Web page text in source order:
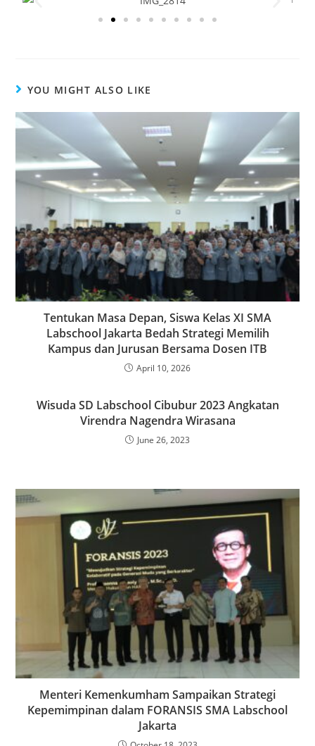
YOU MIGHT ALSO LIKE
Tentukan Masa Depan, Siswa Kelas XI SMA
Labschool Jakarta Bedah Strategi Memilih
Kampus dan Jurusan Bersama Dosen ITB
April 10, 2026
Wisuda SD Labschool Cibubur 2023 Angkatan
Virendra Nagendra Wirasana
June 26, 2023
Menteri Kemenkumham Sampaikan Strategi
Kepemimpinan dalam FORANSIS SMA Labschool
Jakarta